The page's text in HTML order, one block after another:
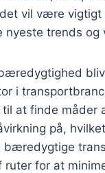
vil være vigtigt
nyeste trends og
i
at finde måder
på,
bæredygtige
ruter for at